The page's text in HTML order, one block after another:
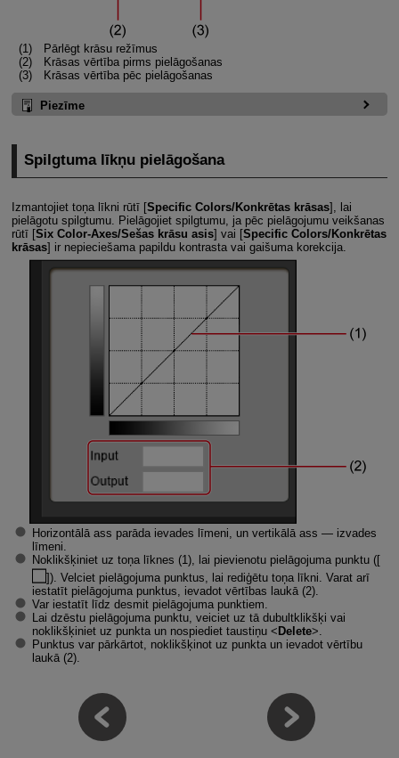
Pārlēgt krāsu režīmus
Krāsas vērtība pirms pielāgošanas
Krāsas vērtība pēc pielāgošanas
Piezīme
Spilgtuma līkņu pielāgošana
Izmantojiet toņa līkni rūtī [Specific Colors/Konkrētas krāsas], lai
pielāgotu spilgtumu. Pielāgojiet spilgtumu, ja pēc pielāgojumu veikšanas
rūtī [Six Color-Axes/Sešas krāsu asis] vai [Specific Colors/Konkrētas
krāsas] ir nepieciešama papildu kontrasta vai gaišuma korekcija.
Horizontālā ass parāda ievades līmeni, un vertikālā ass — izvades
līmeni.
Noklikšķiniet uz toņa līknes (1), lai pievienotu pielāgojuma punktu ([
]). Velciet pielāgojuma punktus, lai rediģētu toņa līkni. Varat arī
iestatīt pielāgojuma punktus, ievadot vērtības laukā (2).
Var iestatīt līdz desmit pielāgojuma punktiem.
Lai dzēstu pielāgojuma punktu, veiciet uz tā dubultklikšķi vai
noklikšķiniet uz punkta un nospiediet taustiņu
Delete
.
Punktus var pārkārtot, noklikšķinot uz punkta un ievadot vērtību
laukā (2).